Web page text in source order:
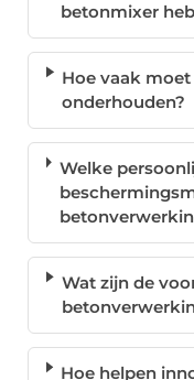
betonmixer
Hoe vaak
onderhouden?
Welke
Wat zijn de
Hoe helpen